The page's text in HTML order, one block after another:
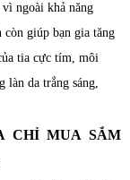
ngoài khả năng
còn giúp bạn gia tăng
tia cực tím, môi
làn da trắng sáng,
CHỈ MUA SẮM